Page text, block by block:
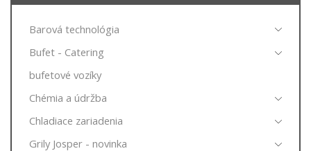
Barová technológia
Bufet - Catering
bufetové vozíky
Chémia a údržba
Chladiace zariadenia
Grily Josper - novinka